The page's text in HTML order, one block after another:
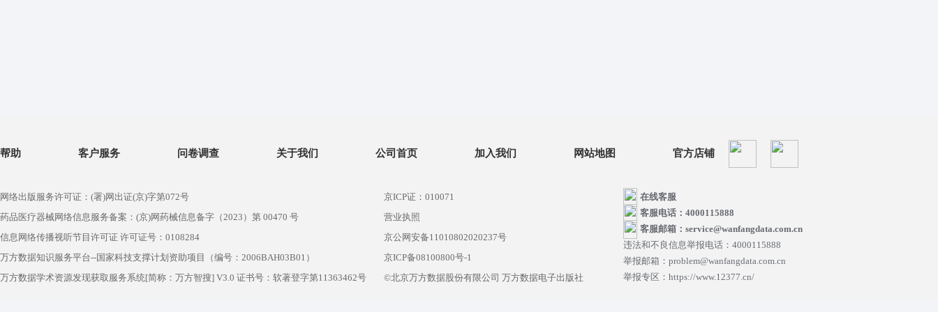
帮助 客户服务 问卷调查 关于我们 公司首页 加入我们 网站地图 官方店铺
网络出版服务许可证：(署)网出证(京)字第072号
药品医疗器械网络信息服务备案：(京)网药械信息备字（2023）第 00470 号
信息网络传播视听节目许可证 许可证号：0108284
万方数据知识服务平台--国家科技支撑计划资助项目（编号：2006BAH03B01）
万方数据学术资源发现获取服务系统[简称：万方智搜] V3.0 证书号：软著登字第11363462号
京ICP证：010071
营业执照
京公网安备11010802020237号
京ICP备08100800号-1
©北京万方数据股份有限公司 万方数据电子出版社
在线客服
客服电话：4000115888
客服邮箱：service@wanfangdata.com.cn
违法和不良信息举报电话：4000115888
举报邮箱：problem@wanfangdata.com.cn
举报专区：https://www.12377.cn/